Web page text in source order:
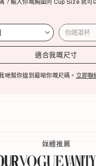
？輸入你嘅胸圍同 Cup Size 就可
適合我嘅尺寸
哋幫你搵到最啱你嘅尺碼。 立即聯
媒體推薦